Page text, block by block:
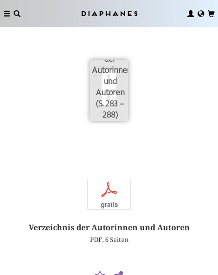
Diaphanes
der
Autorinnen
und
Autoren
(S. 283 –
288)
p
gratis
Verzeichnis der Autorinnen und Autoren
PDF, 6 Seiten